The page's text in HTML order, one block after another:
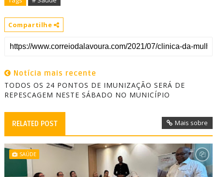
Compartilhe
Notícia mais recente
TODOS OS 24 PONTOS DE IMUNIZAÇÃO SERÁ DE
REPESCAGEM NESTE SÁBADO NO MUNICÍPIO
RELATED POST Mais sobre
SAÚDE